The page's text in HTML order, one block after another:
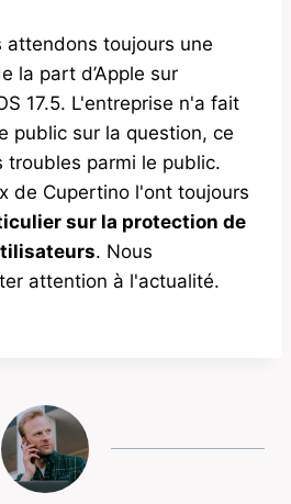
attendons toujours une
la part d’Apple sur
17.5. L'entreprise n'a fait
public sur la question, ce
troubles parmi le public.
de Cupertino l'ont toujours
sur la protection de
. Nous
attention à l'actualité.